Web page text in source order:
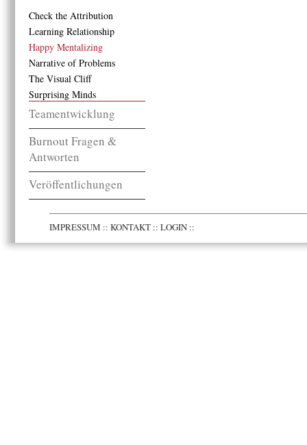
Check the Attribution
Learning Relationship
Happy Mentalizing
Narrative of Problems
The Visual Cliff
Surprising Minds
Teamentwicklung
Burnout Fragen &
Antworten
Veröffentlichungen
IMPRESSUM :: KONTAKT :: LOGIN ::